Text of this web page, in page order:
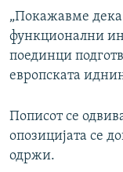
„Покажавме
функционални
поединци
европската
Пописот се
опозицијата се
одржи.